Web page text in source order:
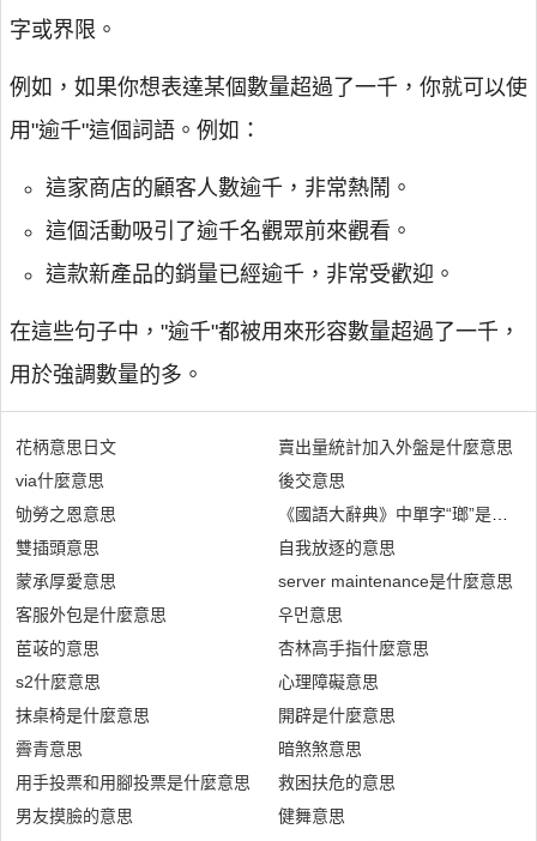
字或界限。
例如，如果你想表達某個數量超過了一千，你就可以使
用"逾千"這個詞語。例如：
這家商店的顧客人數逾千，非常熱鬧。
這個活動吸引了逾千名觀眾前來觀看。
這款新產品的銷量已經逾千，非常受歡迎。
在這些句子中，"逾千"都被用來形容數量超過了一千，
用於強調數量的多。
花柄意思日文
via什麼意思
劬勞之恩意思
雙插頭意思
蒙承厚愛意思
客服外包是什麼意思
茞荍的意思
s2什麼意思
抹桌椅是什麼意思
霽青意思
用手投票和用腳投票是什麼意思
男友摸臉的意思
賣出量統計加入外盤是什麼意思
後交意思
《國語大辭典》中單字“瑯”是什麼
自我放逐的意思
server maintenance是什麼意思
우먼意思
杏林高手指什麼意思
心理障礙意思
開辟是什麼意思
暗煞煞意思
救困扶危的意思
健舞意思